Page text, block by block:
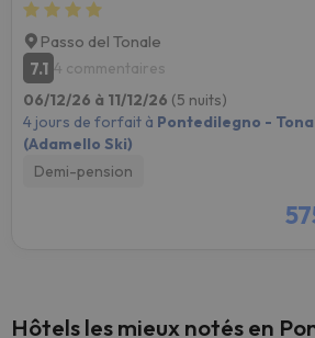
Passo del Tonale
7.1 4 commentaires
06/12/26 à 11/12/26 (5 nuits)
4 jours de forfait à Pontedilegno -
(Adamello Ski)
Demi-pension
Hôtels les mieux notés en